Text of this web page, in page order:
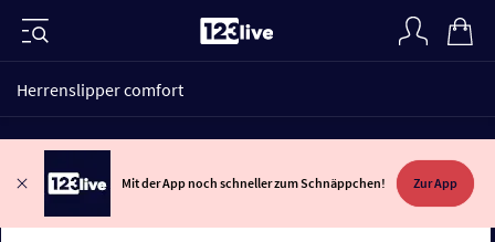
Herrenslipper comfort
Mit der App noch schneller zum Schnäppchen! Zur App